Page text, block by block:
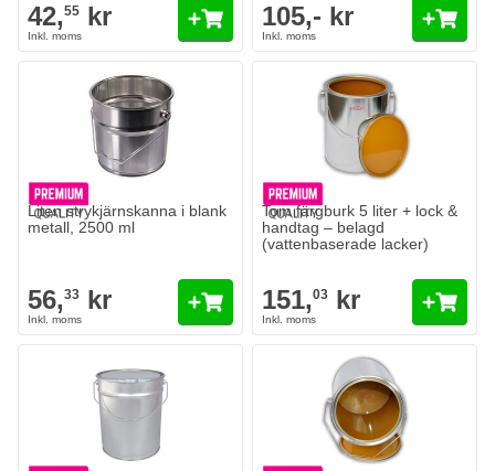
42,55 kr 105,- kr
Liten strykjärnskanna i blank
metall, 2500 ml
56,33 kr
Tom färgburk 5 liter + lock &
handtag – belagd
(vattenbaserade lacker)
151,03 kr